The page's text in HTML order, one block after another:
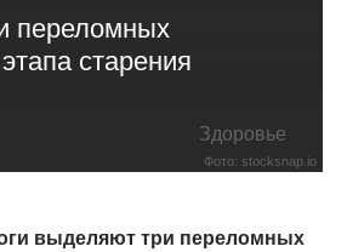
переломных
старения
Здоровье
Фото: stocksnap.io
выделяют три переломных